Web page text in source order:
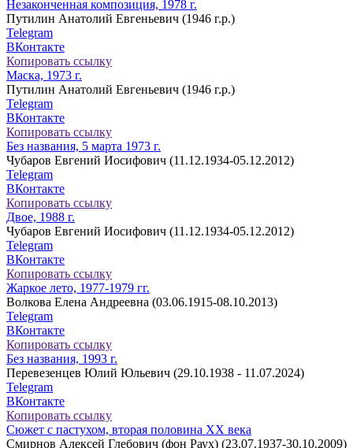
Незаконченная композиция, 1978 г.
Путилин Анатолий Евгеньевич (1946 г.р.)
Telegram
ВКонтакте
Копировать ссылку
Маска, 1973 г.
Путилин Анатолий Евгеньевич (1946 г.р.)
Telegram
ВКонтакте
Копировать ссылку
Без названия, 5 марта 1973 г.
Чубаров Евгений Иосифович (11.12.1934-05.12.2012)
Telegram
ВКонтакте
Копировать ссылку
Двое, 1988 г.
Чубаров Евгений Иосифович (11.12.1934-05.12.2012)
Telegram
ВКонтакте
Копировать ссылку
Жаркое лето, 1977-1979 гг.
Волкова Елена Андреевна (03.06.1915-08.10.2013)
Telegram
ВКонтакте
Копировать ссылку
Без названия, 1993 г.
Перевезенцев Юлий Юльевич (29.10.1938 - 11.07.2024)
Telegram
ВКонтакте
Копировать ссылку
Сюжет с пастухом, вторая половина ХХ века
Смирнов Алексей Глебович (фон Раух) (23.07.1937-30.10.2009)